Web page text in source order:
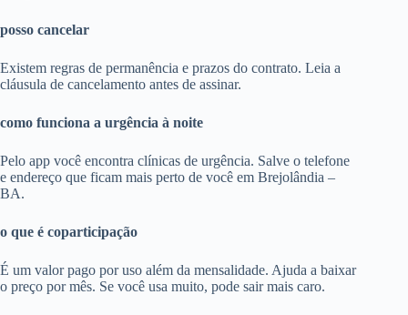
posso cancelar
Existem regras de permanência e prazos do contrato. Leia a
cláusula de cancelamento antes de assinar.
como funciona a urgência à noite
Pelo app você encontra clínicas de urgência. Salve o telefone
e endereço que ficam mais perto de você em Brejolândia –
BA.
o que é coparticipação
É um valor pago por uso além da mensalidade. Ajuda a baixar
o preço por mês. Se você usa muito, pode sair mais caro.